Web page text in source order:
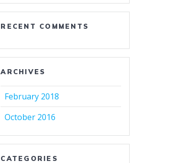
RECENT COMMENTS
ARCHIVES
February 2018
October 2016
CATEGORIES